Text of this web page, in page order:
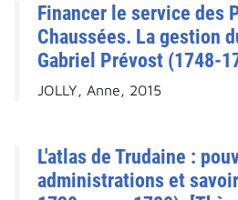
Financer le service des
Chaussées. La gestion
Gabriel Prévost (1748-
JOLLY, Anne, 2015
L'atlas de Trudaine :
administrations et